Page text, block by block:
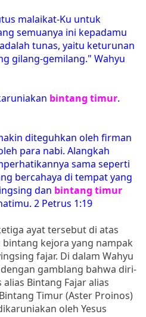
malaikat-Ku untuk
semuanya ini kepadamu
tunas, yaitu keturunan
gilang-gemilang." Wahyu
bintang timur.
diteguhkan oleh firman
para nabi. Alangkah
sama seperti
bercahaya di tempat yang
dan bintang timur
2 Petrus 1:19
ayat tersebut di atas
kejora yang nampak
fajar. Di dalam Wahyu
gamblang bahwa diri-
Bintang Fajar alias
Timur (Aster Proinos)
oleh Yesus